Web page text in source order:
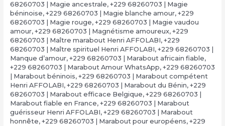
68260703 | Magie ancestrale, +229 68260703 | Magie
béninoise, +229 68260703 | Magie blanche amour, +229
68260703 | Magie rouge, +229 68260703 | Magie vaudou
amour, +229 68260703 | Magnétisme amoureux, +229
68260703 | Maître marabout Henri AFFOLABI, +229
68260703 | Maître spirituel Henri AFFOLABI, +229 68260703 |
Manque d’amour, +229 68260703 | Marabout africain fiable,
+229 68260703 | Marabout Amour WhatsApp, +229 68260703
| Marabout béninois, +229 68260703 | Marabout compétent
Henri AFFOLABI, +229 68260703 | Marabout du Bénin, +229
68260703 | Marabout efficace Belgique, +229 68260703 |
Marabout fiable en France, +229 68260703 | Marabout
guérisseur Henri AFFOLABI, +229 68260703 | Marabout
honnête, +229 68260703 | Marabout pour européens, +229